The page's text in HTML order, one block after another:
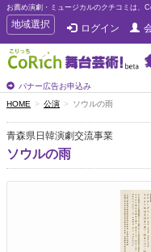
お薦め演劇・ミュージカルのクチコミは、
T
o
g
g
e
n
a
v
g
地域選択 ログイン
バナー広告お申込み
HOME 公演 ソウルの雨
青森県日韓演劇交流事業
ソウルの雨